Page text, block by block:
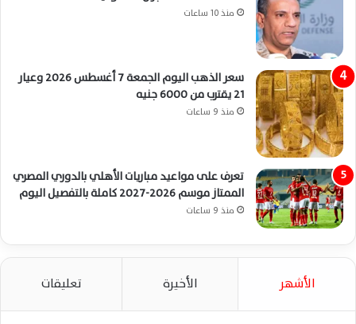
منذ 10 ساعات
سعر الذهب اليوم الجمعة 7 أغسطس 2026 وعيار
21 يقترب من 6000 جنيه
منذ 9 ساعات
تعرف على مواعيد مباريات الأهلي بالدوري المصري
الممتاز موسم 2026-2027 كاملة بالتفصيل اليوم
منذ 9 ساعات
الأشهر الأخيرة تعليقات